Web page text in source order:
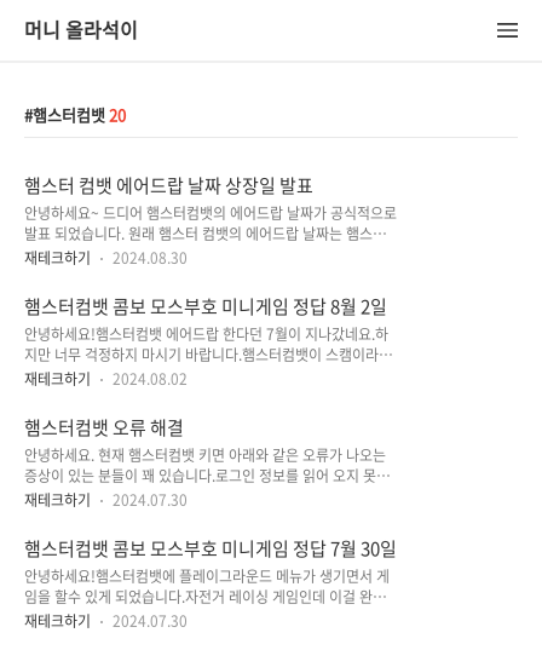
머니 올라석이
햄스터컴뱃 20
햄스터 컴뱃 에어드랍 날짜 상장일 발표
안녕하세요~ 드디어 햄스터컴뱃의 에어드랍 날짜가 공식적으로
발표 되었습니다. 원래 햄스터 컴뱃의 에어드랍 날짜는 햄스터컴
뱃의 로드맵에서 2024년 7월이라고 표기 되었었습니다. 하지만
참 많이 하셨습니다. 지난 포스팅에서도 많이 말씀 드렸지만 무
료 채굴 코인들의 에어드랍은 할 수도 있고 안할 수도 있습니
다. 그래서 에어드랍 가능성이 높은 채굴 코인들만 골라서 소개
를 했던 것 입니다. 그 중에 햄스터컴뱃은 에어드랍 가능성이 제
일 높았었습니다. 에어드랍은 개발일정, 거래소일정등 많은 고
많습니다. 무료 채굴 코인들은 조바심을 가지지 말고 기대도 하
지말고 묵묵히 습관처럼 채굴하시면 마음..
재테크하기 2024.08.30
햄스터컴뱃 콤보 모스부호 미니게임 정답 8월 2일
안녕하세요!햄스터컴뱃 에어드랍 한다던 7월이 지나갔네요.하
지만 너무 걱정하지 마시기 바랍니다.햄스터컴뱃이 스캠이라기
엔 정성이 너무 많이 들어갔고 사용자도 많습니다.뭘해도 될 만
니다. 햄스터컴뱃 콤보 정답TOP 10 Global Ranking
(Special)X Network 10 Million (Special)This is fine
(Special) ㅇㅇㅇ햄스터컴뱃 모스부호 정답RELAY 햄스터컴뱃
미니게임 정답
재테크하기 2024.08.02
햄스터컴뱃 오류 해결
안녕하세요. 현재 햄스터컴뱃 키면 아래와 같은 오류가 나오는
증상이 있는 분들이 꽤 있습니다.로그인 정보를 읽어 오지 못한
다는 메세지 입니다.그래서 공식 트위터에 들어가서 여러 스레드
재도 지속적으로 발생하고 있습니다.햄스터컴뱃은 암호화폐에
서 지금까지 가장 큰 프로젝트 중 하나이고역사상 가장 큰 에어
드랍이 될 수 있습니다. 이런 작업은 모든 플랫폼에 대한 매우 복
잡한 기술 작업이기 때문에 종종 이런 문제가 발생 할 수 있습니
다.프로세스와 관련된 네트워크에 잠재적인 과부하가 있을 수 도
재테크하기 2024.07.30
햄스터컴뱃 콤보 모스부호 미니게임 정답 7월 30일
안녕하세요!햄스터컴뱃에 플레이그라운드 메뉴가 생기면서 게
임을 할수 있게 되었습니다.자전거 레이싱 게임인데 이걸 완료하
면 열쇠를 줍니다.그런데 저를 포함해서 많은 사람들이 더 이상
재테크하기 2024.07.30